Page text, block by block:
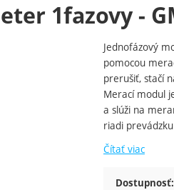
1fazovy -
Jednofázový
pomocou
prerušiť, stačí
Merací modul
a slúži na
riadi
Čítať viac
Dostupnosť: